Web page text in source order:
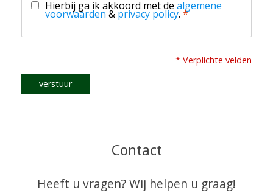
Hierbij ga ik akkoord met de algemene
voorwaarden & privacy policy. *
* Verplichte velden
verstuur
Contact
Heeft u vragen? Wij helpen u graag!